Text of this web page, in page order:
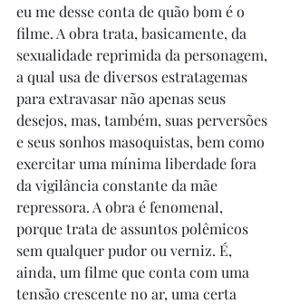
eu me desse conta de quão bom é o
filme. A obra trata, basicamente, da
sexualidade reprimida da personagem,
a qual usa de diversos estratagemas
para extravasar não apenas seus
desejos, mas, também, suas perversões
e seus sonhos masoquistas, bem como
exercitar uma mínima liberdade fora
da vigilância constante da mãe
repressora. A obra é fenomenal,
porque trata de assuntos polêmicos
sem qualquer pudor ou verniz. É,
ainda, um filme que conta com uma
tensão crescente no ar, uma certa